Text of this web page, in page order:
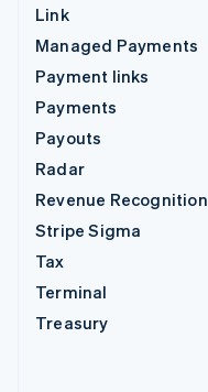
Link
Managed Payments
Payment links
Payments
Payouts
Radar
Revenue Recognition
Stripe Sigma
Tax
Terminal
Treasury